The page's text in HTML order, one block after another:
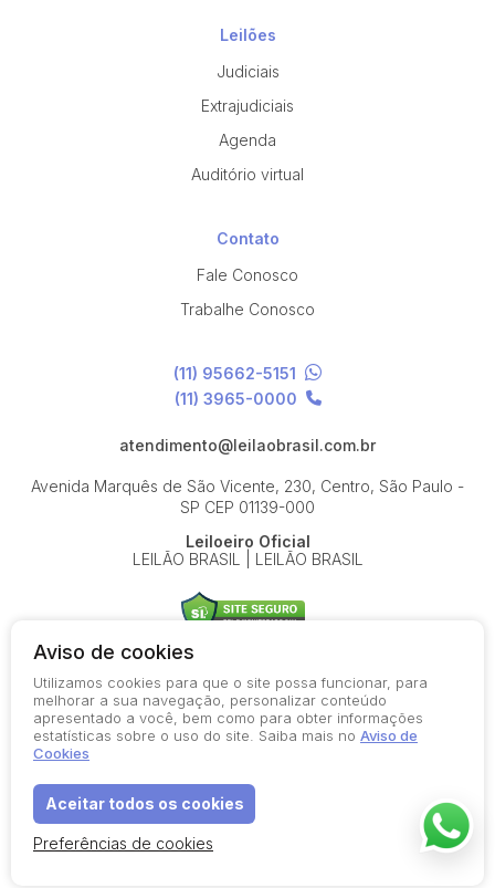
Leilões
Judiciais
Extrajudiciais
Agenda
Auditório virtual
Contato
Fale Conosco
Trabalhe Conosco
(11) 95662-5151
(11) 3965-0000
atendimento@leilaobrasil.com.br
Avenida Marquês de São Vicente, 230, Centro, São Paulo -
SP CEP 01139-000
Leiloeiro Oficial
LEILÃO BRASIL | LEILÃO BRASIL
© 2026-present - Todos os direitos reservados
Política de Privacidade
Termos de Uso
Aviso de cookies
Utilizamos cookies para que o site possa funcionar, para
melhorar a sua navegação, personalizar conteúdo
apresentado a você, bem como para obter informações
estatísticas sobre o uso do site. Saiba mais no Aviso de
Cookies
Aceitar todos os cookies
Preferências de cookies